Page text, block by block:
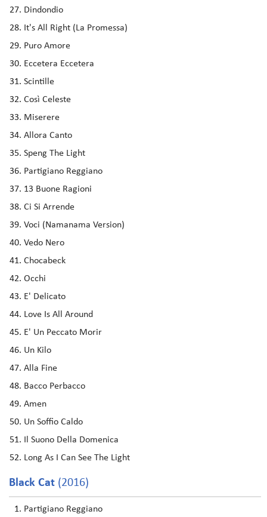
Dindondio
It's All Right (La Promessa)
Puro Amore
Eccetera Eccetera
Scintille
Così Celeste
Miserere
Allora Canto
Speng The Light
Partigiano Reggiano
13 Buone Ragioni
Ci Si Arrende
Voci (Namanama Version)
Vedo Nero
Chocabeck
Occhi
E' Delicato
Love Is All Around
E' Un Peccato Morir
Un Kilo
Alla Fine
Bacco Perbacco
Amen
Un Soffio Caldo
Il Suono Della Domenica
Long As I Can See The Light
Black Cat (2016)
Partigiano Reggiano